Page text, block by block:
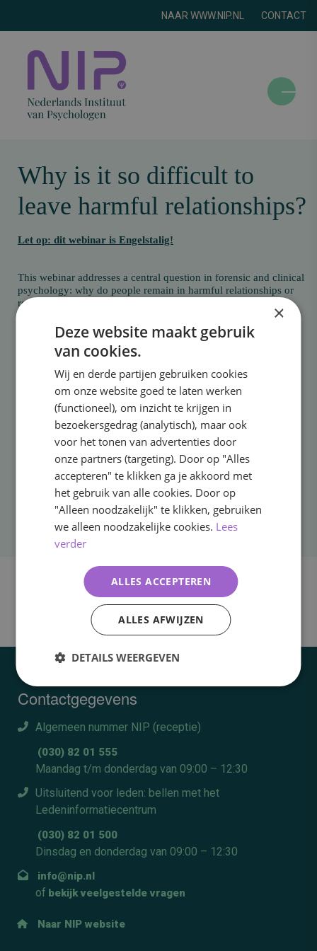
NAAR WWW.NIP.NL CONTACT
t
i
s
c
h
Why is it so difficult to
leave harmful relationships?
Let op: dit webinar is Engelstalig!
This webinar addresses a central question in forensic and clinical
psychology: why do people remain in harmful relationships or
repeatedly enter into such relationships?
💰 Costs: Free for NIP members* / €25 incl. VAT for non-
*Please make sure to register using the email address linked to your NIP
membership.
19:30 - 20:45
Contactgegevens
Algemeen nummer NIP (receptie)
(030) 82 01 555
Maandag t/m donderdag van 09:00 – 12:30
Uitsluitend voor leden: bellen met het
Ledeninformatiecentrum
(030) 82 01 500
Dinsdag en donderdag van 09:00 – 12:30
info@nip.nl
of bekijk veelgestelde vragen
Naar NIP website
×
Deze website maakt gebruik
van cookies.
Wij en derde partijen gebruiken cookies
om onze website goed te laten werken
(functioneel), om inzicht te krijgen in
bezoekersgedrag (analytisch), maar ook
voor het tonen van advertenties door
onze partners (targeting). Door op "Alles
accepteren" te klikken ga je akkoord met
het gebruik van alle cookies. Door op
"Alleen noodzakelijk" te klikken, gebruiken
we alleen noodzakelijke cookies. Lees
verder
ALLES ACCEPTEREN
ALLES AFWIJZEN
DETAILS WEERGEVEN